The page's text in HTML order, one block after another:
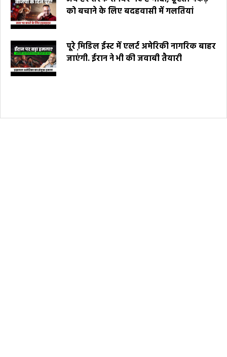
को बचाने के लिए बदहवासी में गलतियां
पूरे मि़डिल ईस्ट में एलर्ट अमेरिकी नागरिक बाहर
जाएंगी. ईरान ने भी की जवाबी तैयारी